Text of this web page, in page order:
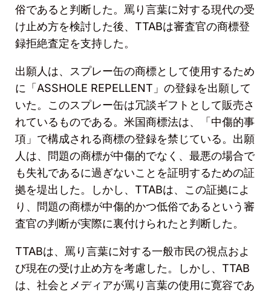
俗であると判断した。罵り言葉に対する現代の受
け止め方を検討した後、 TTABは審査官の商標登
録拒絶査定を支持した。
出願人は、スプレー缶の商標として使用するため
に「 ASSHOLE REPELLENT 」の登録を出願して
いた。このスプレー缶は冗談ギフトとして販売さ
れているものである。米国商標法は、「中傷的事
項」で構成される商標の登録を禁じている。出願
人は、問題の商標が中傷的でなく、最悪の場合で
も失礼であるに過ぎないことを証明するための証
拠を堤出した。しかし、 TTABは、この証拠によ
り、問題の商標が中傷的かつ低俗であるという審
査官の判断が実際に裏付けられたと判断した。
TTABは、罵り言葉に対する一般市民の視点およ
び現在の受け止め方を考慮した。しかし、 TTAB
は、社会とメディアが罵り言葉の使用に寛容であ